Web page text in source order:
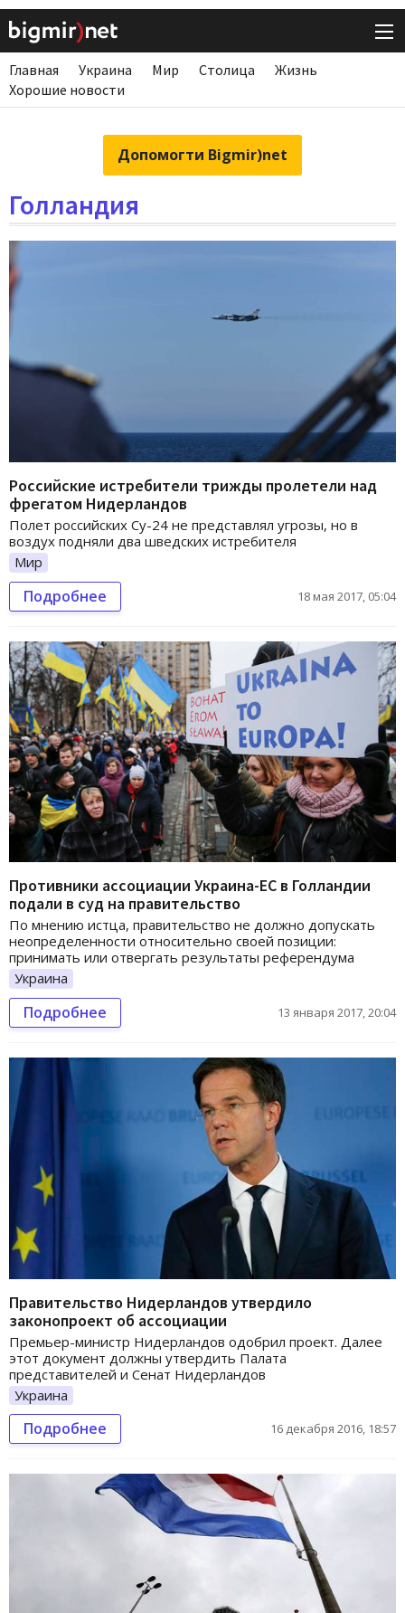
Главная Украина Мир Столица
Жизнь
Хорошие новости
Допомогти Bigmir)net
Голландия
Российские истребители трижды пролетели над
фрегатом Нидерландов
Полет российских Су-24 не представлял угрозы, но в
воздух подняли два шведских истребителя
Мир
Подробнее 18 мая 2017, 05:04
Противники ассоциации Украина-ЕС в Голландии
подали в суд на правительство
По мнению истца, правительство не должно допускать
неопределенности относительно своей позиции:
принимать или отвергать результаты референдума
Украина
Подробнее 13 января 2017, 20:04
Правительство Нидерландов утвердило
законопроект об ассоциации
Премьер-министр Нидерландов одобрил проект. Далее
этот документ должны утвердить Палата
представителей и Сенат Нидерландов
Украина
Подробнее 16 декабря 2016, 18:57